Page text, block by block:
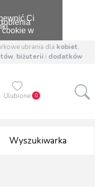
Ci
cookie w
ubrania dla kobiet,
, biżuterii i dodatków
Ulubione 0
Wyszukiwarka